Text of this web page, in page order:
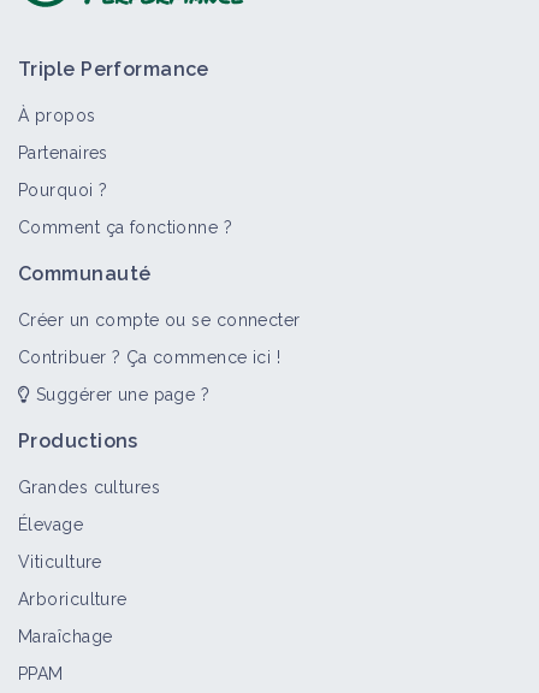
Triple Performance
À propos
Partenaires
Pourquoi ?
Comment ça fonctionne ?
Communauté
Créer un compte ou se connecter
Contribuer ? Ça commence ici !
Suggérer une page ?
Productions
Grandes cultures
Élevage
Viticulture
Arboriculture
Maraîchage
PPAM